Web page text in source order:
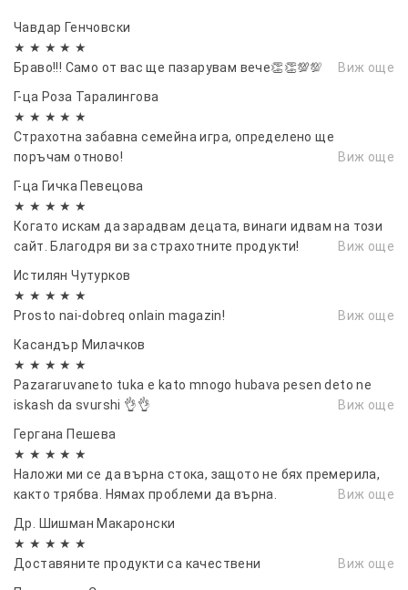
Чавдар Генчовски
★ ★ ★ ★ ★
Браво!!! Само от вас ще пазарувам вече👏👏💯💯
Виж още
Г-ца Роза Таралингова
★ ★ ★ ★ ★
Страхотна забавна семейна игра, определено ще
поръчам отново!
Виж още
Г-ца Гичка Певецова
★ ★ ★ ★ ★
Когато искам да зарадвам децата, винаги идвам на този
сайт. Благодря ви за страхотните продукти!
Виж още
Истилян Чутурков
★ ★ ★ ★ ★
Prosto nai-dobreq onlain magazin!
Виж още
Касандър Милачков
★ ★ ★ ★ ★
Pazararuvaneto tuka e kato mnogo hubava pesen deto ne
iskash da svurshi 👌👌
Виж още
Гергана Пешева
★ ★ ★ ★ ★
Наложи ми се да върна стока, защото не бях премерила,
както трябва. Нямах проблеми да върна.
Виж още
Др. Шишман Макаронски
★ ★ ★ ★ ★
Доставяните продукти са качествени
Виж още